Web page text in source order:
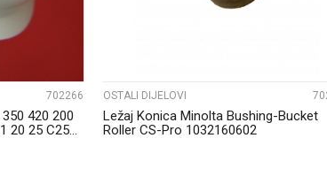
702266
420 200
20 25 C25...
OSTALI DIJELOVI
Ležaj Konica Minolta Bushing-Bucket
Roller CS-Pro 1032160602